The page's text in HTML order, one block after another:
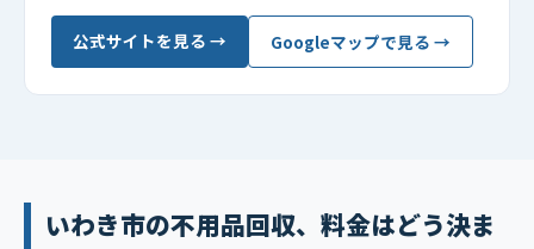
公式サイトを見る → Googleマップで見る →
いわき市の不用品回収、料金はどう決ま